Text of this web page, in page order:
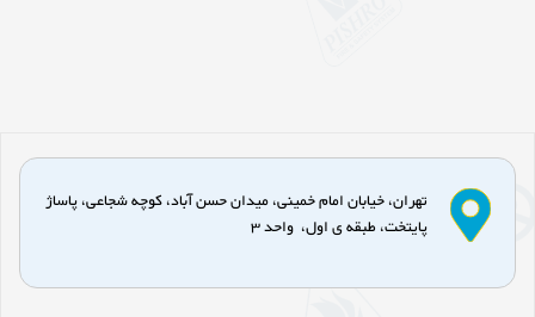
تهران، خیابان امام خمینی، میدان حسن آباد، کوچه شجاعی، پاساژ
پایتخت، طبقه ی اول، واحد 3